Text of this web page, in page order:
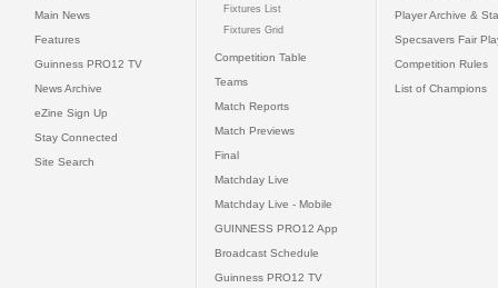
Main News
Features
Guinness PRO12 TV
News Archive
eZine Sign Up
Stay Connected
Site Search
Fixtures List
Fixtures Grid
Competition Table
Teams
Match Reports
Match Previews
Final
Matchday Live
Matchday Live - Mobile
GUINNESS PRO12 App
Broadcast Schedule
Guinness PRO12 TV
Player Archive &
Specsavers Fair
Competition Rules
List of Champions